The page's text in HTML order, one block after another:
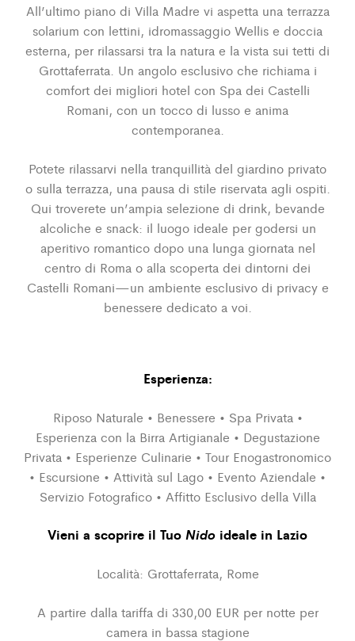
All’ultimo piano di Villa Madre vi aspetta una terrazza
solarium con lettini, idromassaggio Wellis e doccia
esterna, per rilassarsi tra la natura e la vista sui tetti di
Grottaferrata. Un angolo esclusivo che richiama i
comfort dei migliori hotel con Spa dei Castelli
Romani, con un tocco di lusso e anima
contemporanea.
Potete rilassarvi nella tranquillità del giardino privato
o sulla terrazza, una pausa di stile riservata agli ospiti.
Qui troverete un’ampia selezione di drink, bevande
alcoliche e snack: il luogo ideale per godersi un
aperitivo romantico dopo una lunga giornata nel
centro di Roma o alla scoperta dei dintorni dei
Castelli Romani—un ambiente esclusivo di privacy e
benessere dedicato a voi.
Esperienza:
Riposo Naturale • Benessere • Spa Privata •
Esperienza con la Birra Artigianale • Degustazione
Privata • Esperienze Culinarie • Tour Enogastronomico
• Escursione • Attività sul Lago • Evento Aziendale •
Servizio Fotografico • Affitto Esclusivo della Villa
Vieni a scoprire il Tuo Nido ideale in Lazio
Località: Grottaferrata, Rome
A partire dalla tariffa di 330,00 EUR per notte per
camera in bassa stagione